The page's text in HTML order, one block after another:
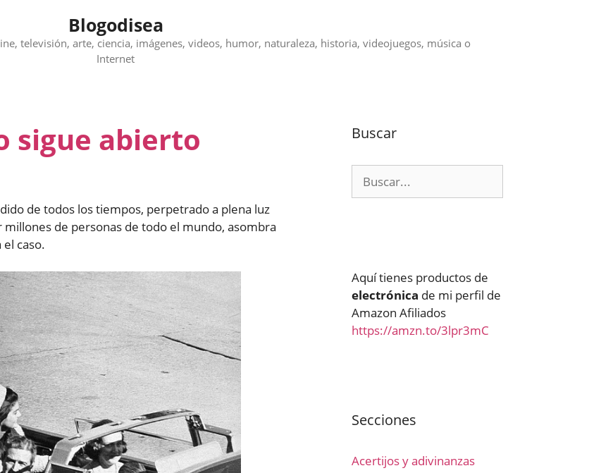
Blogodisea
televisión, arte, ciencia, imágenes, videos, humor, naturaleza, historia, videojuegos, música o
Internet
sigue abierto
de todos los tiempos, perpetrado a plena luz
de personas de todo el mundo, asombra
caso.
Buscar
Aquí tienes productos de
electrónica de mi perfil de
Amazon Afiliados
https://amzn.to/3lpr3mC
Secciones
Acertijos y adivinanzas